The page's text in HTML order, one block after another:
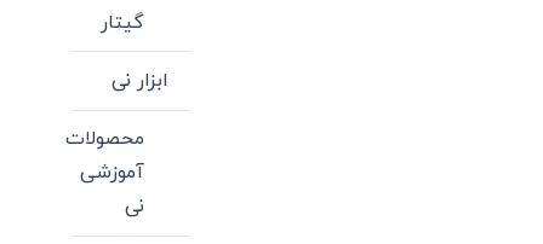
گیتار
ابزار نی
محصولات
آموزشی
نی